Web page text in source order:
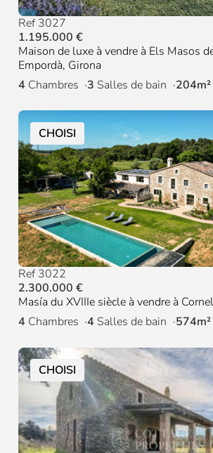
Ref 3027
1.195.000 €
Maison de luxe à vendre à Els Masos
Empordà, Girona
4 Chambres 3 Salles de bain 204m²
CHOISI
Ref 3022
2.300.000 €
Masía du XVIIIe siècle à vendre à
4 Chambres 4 Salles de bain 574m²
CHOISI